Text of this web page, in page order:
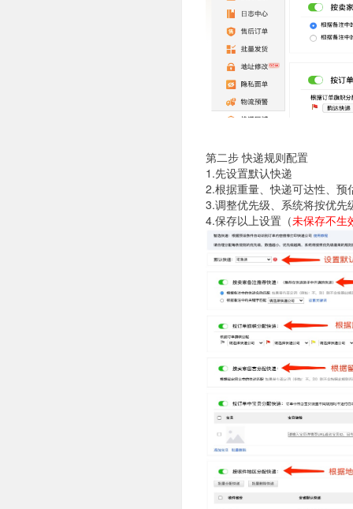
第二步 快递规则配置
1.先设置默认快递
2.根据重量、快递可达性、
3.调整优先级、系统将按优
4.保存以上设置（未保存不生